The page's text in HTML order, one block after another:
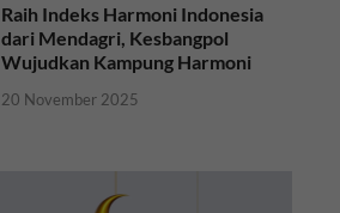
Raih Indeks Harmoni Indonesia
dari Mendagri, Kesbangpol
Wujudkan Kampung Harmoni
20 November 2025